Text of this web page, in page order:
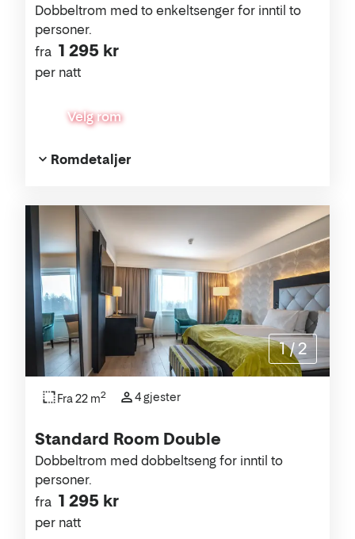
fra 1 295 kr
per natt
Dobbeltrom med to enkeltsenger for inntil to
personer.
Velg rom
Romdetaljer
Standard Room Double
fra 1 295 kr
per natt
Dobbeltrom med dobbeltseng for inntil to
personer.
Fra 22 m2 4 gjester
1 /2